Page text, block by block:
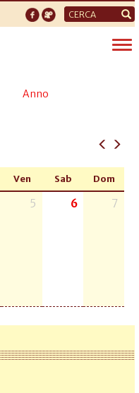
Form
di
ricerca
Anno
Ven Sab Dom
5 6 7